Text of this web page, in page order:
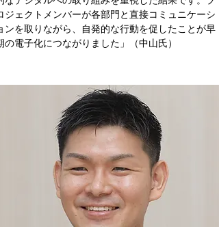
ジェクトメンバーが各部門と直接コミュニケーシ
ンを取りながら、自発的な行動を促したことが早
の電子化につながりました」（中山氏）